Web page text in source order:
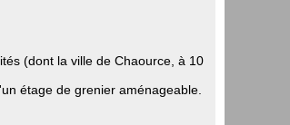
(dont la ville de Chaource, à 10
étage de grenier aménageable.